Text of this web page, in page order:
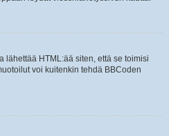
lähettää HTML:ää siten, että se toimisi
voi kuitenkin tehdä BBCoden